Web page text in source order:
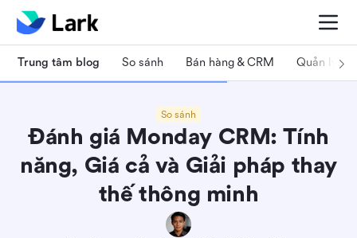
Trung tâm blog So sánh Bán hàng & CRM Quản lý dự
So sánh
Đánh giá Monday CRM: Tính
năng, Giá cả và Giải pháp thay
thế thông minh